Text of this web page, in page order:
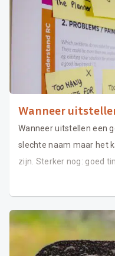
Wanneer
Wanneer uitstellen een
slechte naam maar het
zijn. Sterker nog: goed